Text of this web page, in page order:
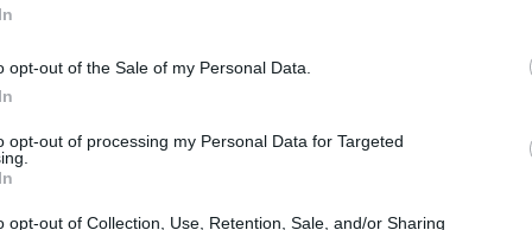
opt-out of the Sale of my Personal Data.
opt-out of processing my Personal Data for Targeted
opt-out of Collection, Use, Retention, Sale, and/or Sharing
διαδικασιών: η ΤΝ μπορεί να
μέχρι πρόσφατα απαιτούσαν συνεχή
αποφάσεων
υψηλότερης προστιθέμενης αξίας:
ΤΝ δεν προκύπτει μόνο ως
ως δημιουργία νέων εσόδων